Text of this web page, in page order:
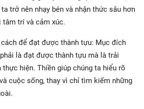
trở nên nhạy bén và nhận thức sâu hơn
tâm trí và cảm xúc.
để đạt được thành tựu: Mục đích
là đạt được thành tựu mà là trải
thực hiện. Thiền giúp chúng ta hiểu rõ
cuộc sống, thay vì chỉ tìm kiếm những